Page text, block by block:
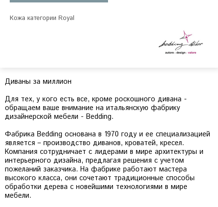
Кожа категории Royal
Диваны за миллион
Для тех, у кого есть все, кроме роскошного дивана -
обращаем ваше внимание на итальянскую фабрику
дизайнерской мебели - Bedding.
Фабрика Bedding основана в 1970 году и ее специализацией
является – производство диванов, кроватей, кресел.
Компания сотрудничает с лидерами в мире архитектуры и
интерьерного дизайна, предлагая решения с учетом
пожеланий заказчика. На фабрике работают мастера
высокого класса, они сочетают традиционные способы
обработки дерева с новейшими технологиями в мире